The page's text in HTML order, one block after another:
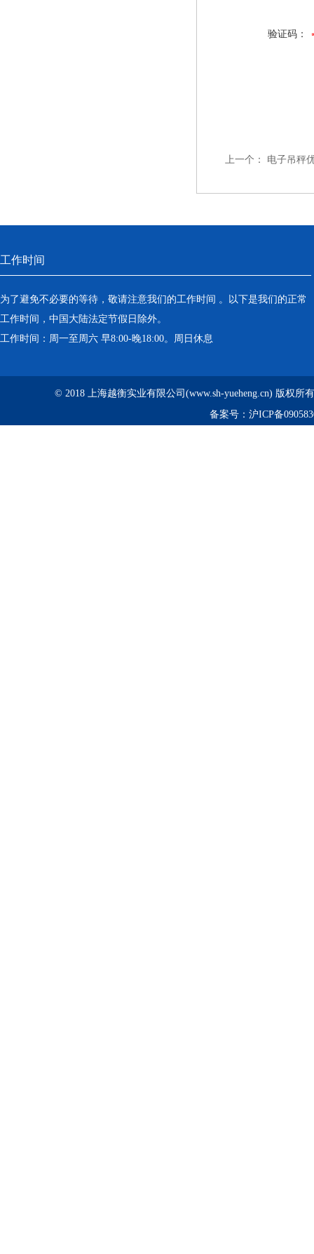
验证码：
上一个： 电子吊秤
工作时间
为了避免不必要的等待，敬请注意我们的工作时间 。以下是我们的正常
工作时间，中国大陆法定节假日除外。
工作时间：周一至周六 早8:00-晚18:00。周日休息
© 2018 上海越衡实业有限公司(www.sh-yueheng.cn) 版权所
备案号： 沪ICP备